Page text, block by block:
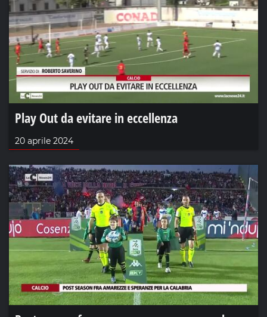
Play Out da evitare in eccellenza
20 aprile 2024